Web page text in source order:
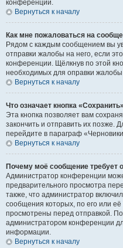
конференции.
Вернуться к началу
Как мне пожаловаться на
Рядом с каждым сообщением вы
отправки жалобы на него, если
конференции. Щёлкнув по этой
необходимых для оправки
Вернуться к началу
Что означает кнопка
Эта кнопка позволяет вам
закончить и отправить их позже.
перейдите в параграф
Вернуться к началу
Почему моё сообщение требует
Администратор конференции
предварительного просмотра
также, что администратор
сообщения которых, по его или
просмотрены перед отправкой.
администратором конференции
информации.
Вернуться к началу